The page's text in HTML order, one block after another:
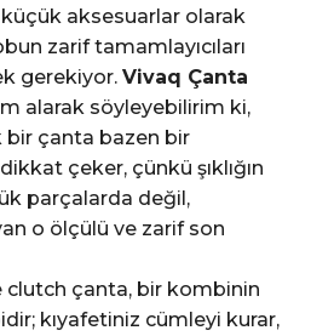
aksesuarlar olarak
zarif tamamlayıcıları
gerekiyor. Vivaq Çanta
alarak söyleyebilirim ki,
çanta bazen bir
çeker, çünkü şıklığın
parçalarda değil,
o ölçülü ve zarif son
çanta, bir kombinin
kıyafetiniz cümleyi kurar,